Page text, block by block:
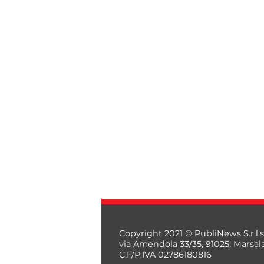
Copyright 2021 © PubliNews
via Amendola 33/35, 91025,
C.F/P.IVA 02786180816